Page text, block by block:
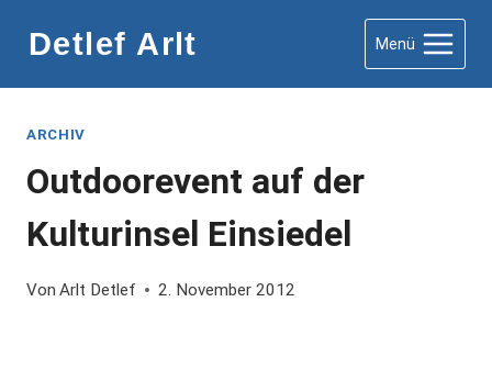
Inhalt
springen
Detlef Arlt Menü
ARCHIV
Outdoorevent auf der
Kulturinsel Einsiedel
Von Arlt Detlef 2. November 2012